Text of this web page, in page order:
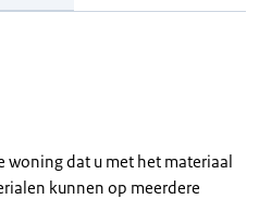
woning dat u met het materiaal
kunnen op meerdere